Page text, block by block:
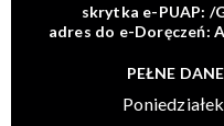
skrytka e-PUAP: /
adres do e-Doręczeń:
PEŁNE
Poniedziałek